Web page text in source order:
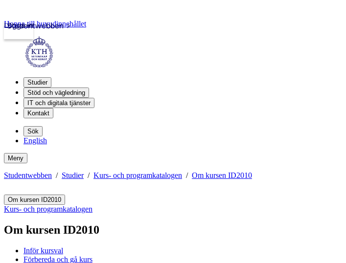
Studentwebben
Logga in
Hoppa till huvudinnehållet
Studier
Stöd och vägledning
IT och digitala tjänster
Kontakt
Sök
English
Meny
Studentwebben Studier Kurs- och programkatalogen Om kursen ID2010
Om kursen ID2010
Kurs- och programkatalogen
Om kursen ID2010
Inför kursval
Förbereda och gå kurs